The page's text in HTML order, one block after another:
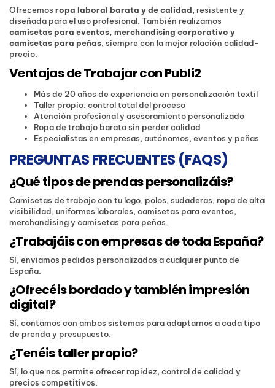
Ofrecemos ropa laboral barata y de calidad, resistente y
diseñada para el uso profesional. También realizamos
camisetas para eventos, merchandising corporativo y
camisetas para peñas, siempre con la mejor relación calidad-
precio.
Ventajas de Trabajar con Publi2
Más de 20 años de experiencia en personalización textil
Taller propio: control total del proceso
Atención profesional y asesoramiento personalizado
Ropa de trabajo barata sin perder calidad
Especialistas en empresas, autónomos, eventos y peñas
PREGUNTAS FRECUENTES (FAQS)
¿Qué tipos de prendas personalizáis?
Camisetas de trabajo con tu logo, polos, sudaderas, ropa de alta
visibilidad, uniformes laborales, camisetas para eventos,
merchandising y camisetas para peñas.
¿Trabajáis con empresas de toda España?
Sí, enviamos pedidos personalizados a cualquier punto de
España.
¿Ofrecéis bordado y también impresión
digital?
Sí, contamos con ambos sistemas para adaptarnos a cada tipo
de prenda y presupuesto.
¿Tenéis taller propio?
Sí, lo que nos permite ofrecer rapidez, control de calidad y
precios competitivos.